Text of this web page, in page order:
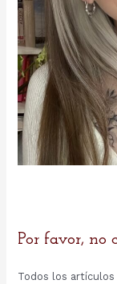
Por favor, no
Todos los